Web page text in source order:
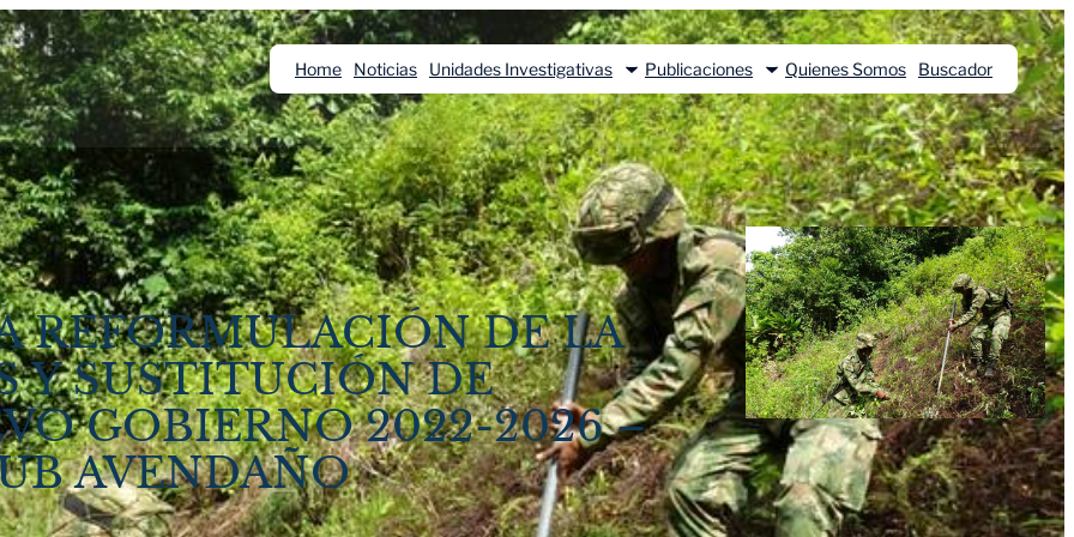
Home Noticias Unidades Investigativas Publicaciones Quienes Somos Buscador
REFORMULACIÓN DE LA
Y SUSTITUCIÓN DE
GOBIERNO 2022-2026 –
AVENDAÑO